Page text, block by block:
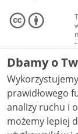
Dbamy o
prawidłowego
analizy ruchu i
możemy lepiej